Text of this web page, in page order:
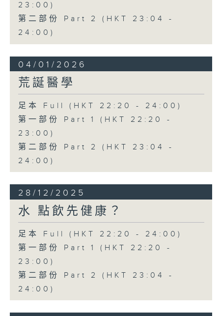
23:00)
第二部份 Part 2 (HKT 23:04 -
24:00)
04/01/2026
荒誕醫學
足本 Full (HKT 22:20 - 24:00)
第一部份 Part 1 (HKT 22:20 -
23:00)
第二部份 Part 2 (HKT 23:04 -
24:00)
28/12/2025
水 點飲先健康？
足本 Full (HKT 22:20 - 24:00)
第一部份 Part 1 (HKT 22:20 -
23:00)
第二部份 Part 2 (HKT 23:04 -
24:00)